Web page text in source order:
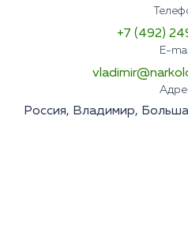
+7 (492)
E-
Россия, Владимир,